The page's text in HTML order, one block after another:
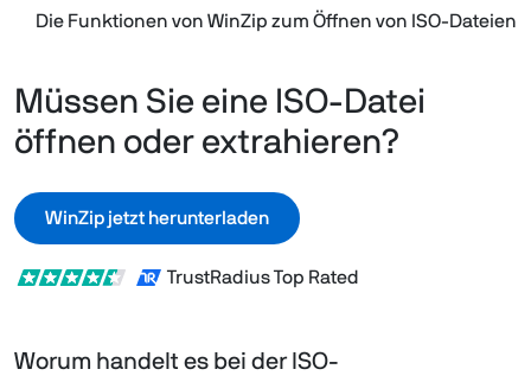
Die Funktionen von WinZip zum Öffnen von ISO-Dateien
Müssen Sie eine ISO-Datei
öffnen oder extrahieren?
WinZip jetzt herunterladen
TrustRadius Top Rated
Worum handelt es bei der ISO-